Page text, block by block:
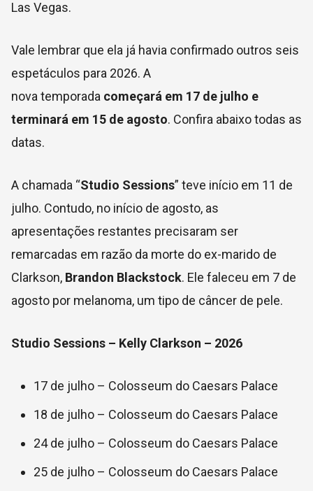
Las Vegas.
Vale lembrar que ela já havia confirmado outros seis
espetáculos para 2026. A
nova temporada começará em 17 de julho e
terminará em 15 de agosto. Confira abaixo todas as
datas.
A chamada “Studio Sessions” teve início em 11 de
julho. Contudo, no início de agosto, as
apresentações restantes precisaram ser
remarcadas em razão da morte do ex-marido de
Clarkson, Brandon Blackstock. Ele faleceu em 7 de
agosto por melanoma, um tipo de câncer de pele.
Studio Sessions – Kelly Clarkson – 2026
17 de julho – Colosseum do Caesars Palace
18 de julho – Colosseum do Caesars Palace
24 de julho – Colosseum do Caesars Palace
25 de julho – Colosseum do Caesars Palace